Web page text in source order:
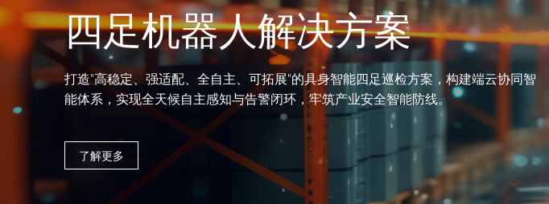
四足机器人解决方案
打造"高稳定、强适配、全自主、可拓展"的具身智能四足巡检方案，构建端云协同智
能体系，实现全天候自主感知与告警闭环，牢筑产业安全智能防线。
了解更多